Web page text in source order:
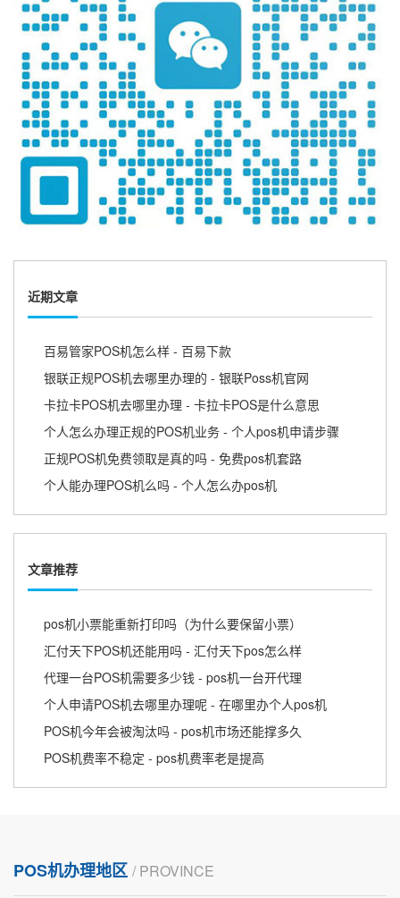
近期文章
百易管家POS机怎么样 - 百易下款
银联正规POS机去哪里办理的 - 银联Poss机官网
卡拉卡POS机去哪里办理 - 卡拉卡POS是什么意思
个人怎么办理正规的POS机业务 - 个人pos机申请步骤
正规POS机免费领取是真的吗 - 免费pos机套路
个人能办理POS机么吗 - 个人怎么办pos机
文章推荐
pos机小票能重新打印吗（为什么要保留小票）
汇付天下POS机还能用吗 - 汇付天下pos怎么样
代理一台POS机需要多少钱 - pos机一台开代理
个人申请POS机去哪里办理呢 - 在哪里办个人pos机
POS机今年会被淘汰吗 - pos机市场还能撑多久
POS机费率不稳定 - pos机费率老是提高
POS机办理地区 / PROVINCE